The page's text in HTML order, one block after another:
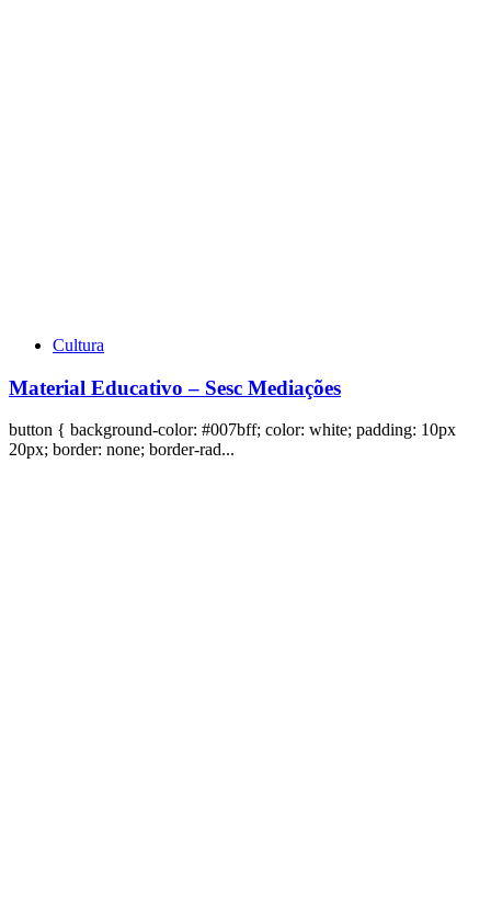
Cultura
Material Educativo – Sesc Mediações
button { background-color: #007bff; color: white; padding: 10px
20px; border: none; border-rad...